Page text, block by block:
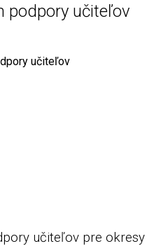
podpory učiteľov
učiteľov
učiteľov pre okresy